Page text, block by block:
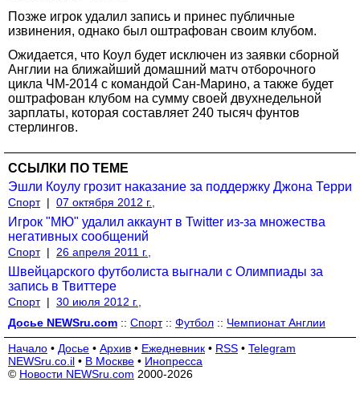
Позже игрок удалил запись и принес публичные
извинения, однако был оштрафован своим клубом.
Ожидается, что Коул будет исключен из заявки сборной
Англии на ближайший домашний матч отборочного
цикла ЧМ-2014 с командой Сан-Марино, а также будет
оштрафован клубом на сумму своей двухнедельной
зарплаты, которая составляет 240 тысяч фунтов
стерлингов.
ССЫЛКИ ПО ТЕМЕ
Эшли Коулу грозит наказание за поддержку Джона Терри
Спорт | 07 октября 2012 г.,
Игрок "МЮ" удалил аккаунт в Twitter из-за множества
негативных сообщений
Спорт | 26 апреля 2011 г.,
Швейцарского футболиста выгнали с Олимпиады за
запись в Твиттере
Спорт | 30 июля 2012 г.,
Досье NEWSru.com :: Спорт:: Футбол :: Чемпионат Англии
Начало • Досье • Архив • Ежедневник • RSS • Telegram
NEWSru.co.il • В Москве • Инопресса
© Новости NEWSru.com 2000-2026